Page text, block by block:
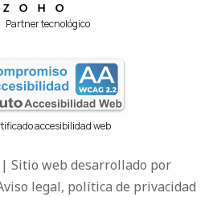
Partner tecnológico
accesibilidad web
Sitio web desarrollado por
legal, política de privacidad